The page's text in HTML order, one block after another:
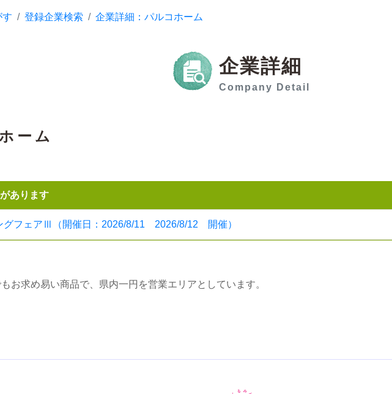
す 登録企業検索 企業詳細：パルコホーム
企業詳細
Company Detail
ーム
あります
グフェアⅢ（開催日：2026/8/11 2026/8/12 開催）
お求め易い商品で、県内一円を営業エリアとしています。